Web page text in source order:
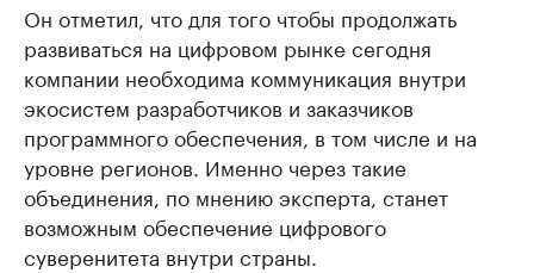
Он отметил, что для того чтобы продолжать
развиваться на цифровом рынке сегодня
компании необходима коммуникация внутри
экосистем разработчиков и заказчиков
программного обеспечения, в том числе и на
уровне регионов. Именно через такие
объединения, по мнению эксперта, станет
возможным обеспечение цифрового
суверенитета внутри страны.